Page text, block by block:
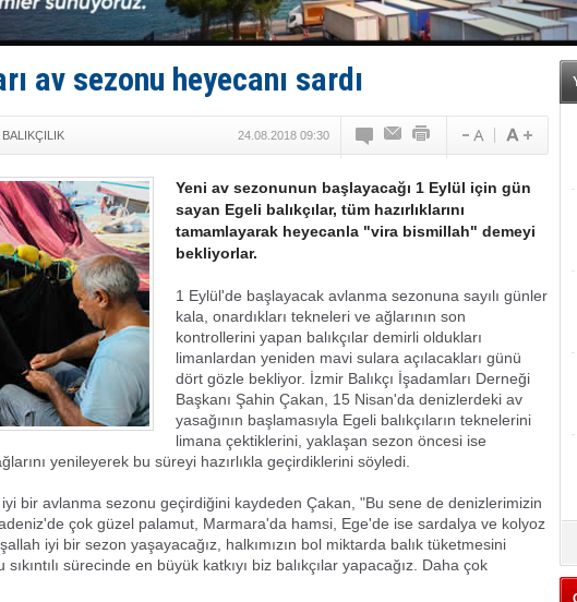
Türk Loydu’na Süveyş tonaj yetkisi
Hüseyin Mengi: “Yapay Zekâ, Ustanın yerini
Hat-San Tersanesi’nden yüzer havuza omurga:
Med Marine’e yeni Römorkör!
av sezonu heyecanı sardı
BALIKÇILIK 24.08.2018 09:30
Yeni av sezonunun başlayacağı 1 Eylül için gün
sayan Egeli balıkçılar, tüm hazırlıklarını
tamamlayarak heyecanla "vira bismillah" demeyi
bekliyorlar.
1 Eylül'de başlayacak avlanma sezonuna sayılı günler
kala, onardıkları tekneleri ve ağlarının son
kontrollerini yapan balıkçılar demirli oldukları
limanlardan yeniden mavi sulara açılacakları günü
dört gözle bekliyor. İzmir Balıkçı İşadamları Derneği
Başkanı Şahin Çakan, 15 Nisan'da denizlerdeki av
yasağının başlamasıyla Egeli balıkçıların teknelerini
limana çektiklerini, yaklaşan sezon öncesi ise
yenileyerek bu süreyi hazırlıkla geçirdiklerini söyledi.
iyi bir avlanma sezonu geçirdiğini kaydeden Çakan, "Bu sene de denizlerimizin
çok güzel palamut, Marmara'da hamsi, Ege'de ise sardalya ve kolyoz
iyi bir sezon yaşayacağız, halkımızın bol miktarda balık tüketmesini
sürecinde en büyük katkıyı biz balıkçılar yapacağız. Daha çok